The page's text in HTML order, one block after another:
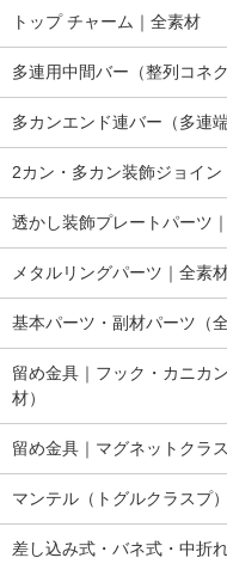
トップ チャーム｜全素材
多連用中間バー（整列コネ
多カンエンド連バー（多連
2カン・多カン装飾ジョイ
透かし装飾プレートパーツ
メタルリングパーツ｜全素
基本パーツ・副材パーツ（全
留め金具｜フック・カニカ
材）
留め金具｜マグネットクラ
マンテル（トグルクラスプ
差し込み式・バネ式・中折